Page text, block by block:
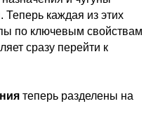
Теперь каждая из этих
по ключевым свойствам
сразу перейти к
теперь разделены на